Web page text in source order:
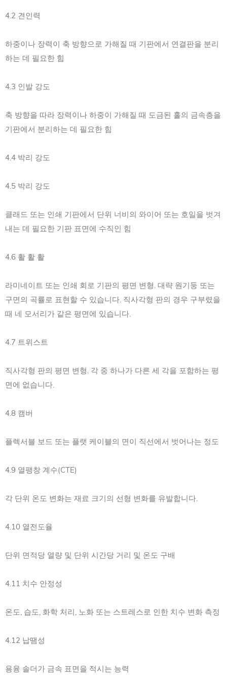
4.2 견인력
하중이나 장력이 축 방향으로 가해질 때 기판에서 연결판을 분리
하는 데 필요한 힘
4.3 인발 강도
축 방향을 따라 장력이나 하중이 가해질 때 도금된 홀의 금속층을
기판에서 분리하는 데 필요한 힘
4.4 박리 강도
4.5 박리 강도
클래드 또는 인쇄 기판에서 단위 너비의 와이어 또는 호일을 벗겨
내는 데 필요한 기판 표면에 수직인 힘
4.6 활 활 활
라미네이트 또는 인쇄 회로 기판의 평면 변형. 대략 원기둥 또는
구면의 곡률로 표현할 수 있습니다. 직사각형 판의 경우 구부렸을
때 네 모서리가 같은 평면에 있습니다.
4.7 트위스트
직사각형 판의 평면 변형. 각 중 하나가 다른 세 각을 포함하는 평
면에 없습니다.
4.8 캠버
플렉서블 보드 또는 플랫 케이블의 면이 직선에서 벗어나는 정도
4.9 열팽창 계수(CTE)
각 단위 온도 변화는 재료 크기의 선형 변화를 유발합니다.
4.10 열전도율
단위 면적당 열량 및 단위 시간당 거리 및 온도 구배
4.11 치수 안정성
온도, 습도, 화학 처리, 노화 또는 스트레스로 인한 치수 변화 측정
4.12 납땜성
용융 솔더가 금속 표면을 적시는 능력